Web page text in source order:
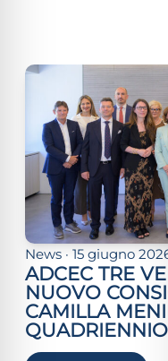
News · 15 giugno
ADCEC TRE
NUOVO
CAMILLA
adatta all'ADHD
cecità
sicura per epilessia